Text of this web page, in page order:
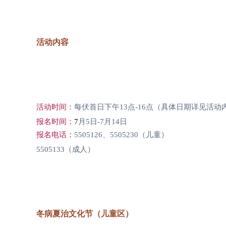
活动内容
活动时间： 每伏首日下午13点-16点（具体日期详见活动
报名时间： 7 月5日-7月14日
报名电话： 5505126、5505230（儿童）
5505133（成人）
冬病夏治文化节（儿童区）